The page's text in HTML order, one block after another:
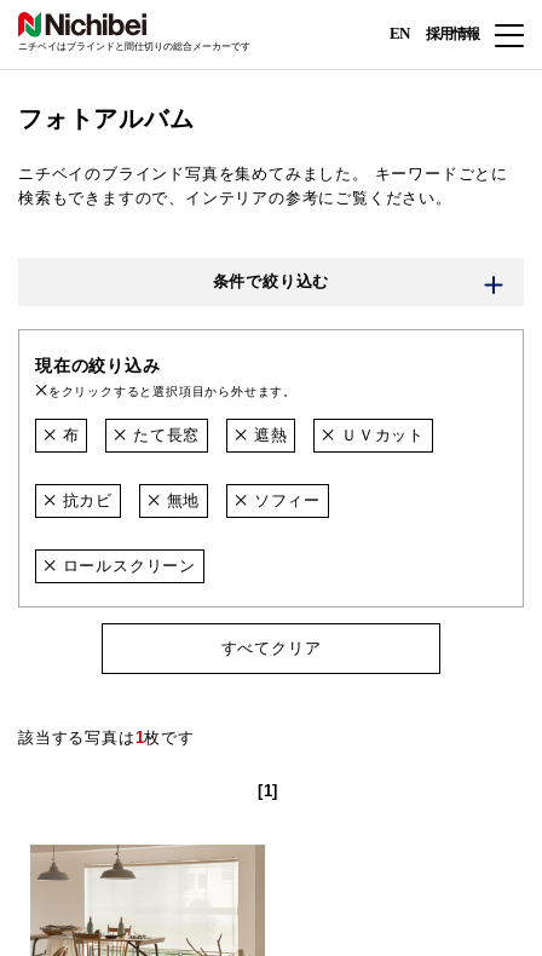
ニチベイはブラインドと間仕切りの総合メーカーです
EN 採用情報
フォトアルバム
ニチベイのブラインド写真を集めてみました。
キーワードごとに
検索もできますので、インテリアの参考にご覧ください。
条件で絞り込む
現在の絞り込み
をクリックすると選択項目から外せます。
布 たて長窓 遮熱 ＵＶカット
抗カビ 無地 ソフィー
ロールスクリーン
すべてクリア
該当する写真は1枚です
[1]